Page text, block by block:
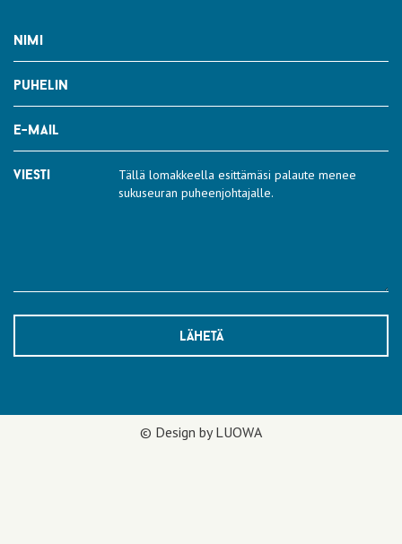
nimi
puhelin
e-mail
viesti
lähetä
© Design by LUOWA